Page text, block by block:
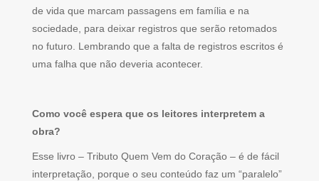
de vida que marcam passagens em família e na
sociedade, para deixar registros que serão retomados
no futuro. Lembrando que a falta de registros escritos é
uma falha que não deveria acontecer.
Como você espera que os leitores interpretem a
obra?
Esse livro – Tributo Quem Vem do Coração – é de fácil
interpretação, porque o seu conteúdo faz um “paralelo”